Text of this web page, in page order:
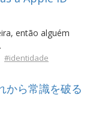
então alguém
#identidade
から常識を破る